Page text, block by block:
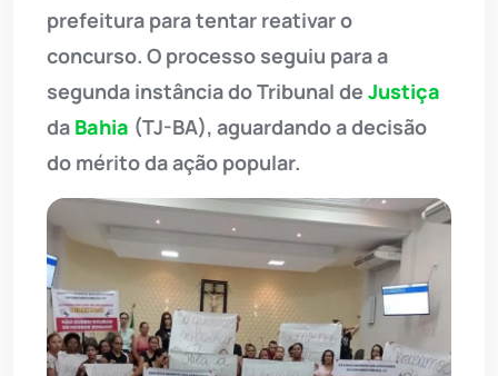
prefeitura para tentar reativar o
concurso. O processo seguiu para a
segunda instância do Tribunal de Justiça
da Bahia (TJ-BA), aguardando a decisão
do mérito da ação popular.